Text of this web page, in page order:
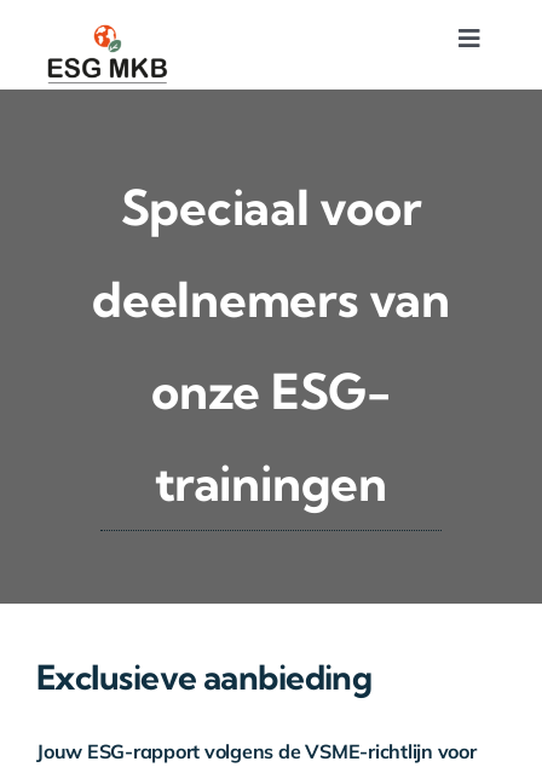
content
Toggle
Hoe werkt het
Contact
Speciaal voor
deelnemers van
onze ESG-
trainingen
Exclusieve aanbieding
Jouw ESG-rapport volgens de VSME-richtlijn voor